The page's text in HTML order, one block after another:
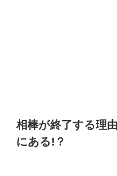
相棒が終了する理
にある!？